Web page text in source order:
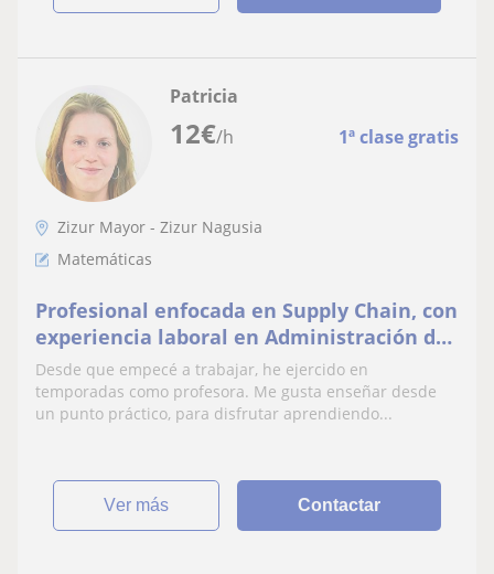
12€/h 1ª clase gratis
Patricia
Zizur Mayor - Zizur Nagusia
Matemáticas
Profesional enfocada en Supply Chain, con
experiencia laboral en Administración de
empresas.
Desde que empecé a trabajar, he ejercido en
temporadas como profesora. Me gusta enseñar desde
un punto práctico, para disfrutar aprendiendo...
ver más Contactar